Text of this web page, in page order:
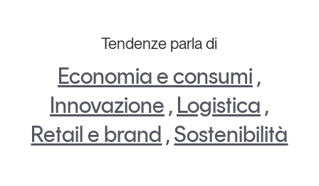
Tendenze parla di
Economia e consumi ,
Innovazione , Logistica ,
Retail e brand ,Sostenibilità